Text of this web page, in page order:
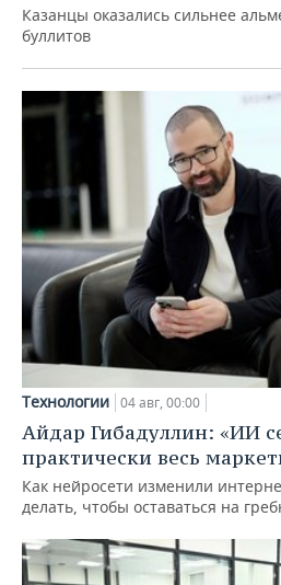
Казанцы оказались сильнее
буллитов
Технологии 04 авг, 00:00
Айдар Гибадуллин: «ИИ
практически весь
Как нейросети изменили
делать, чтобы оставаться на